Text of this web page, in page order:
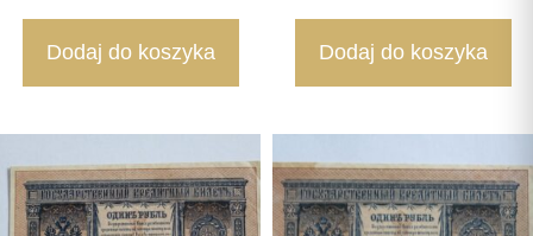
Dodaj do koszyka Dodaj do koszyka